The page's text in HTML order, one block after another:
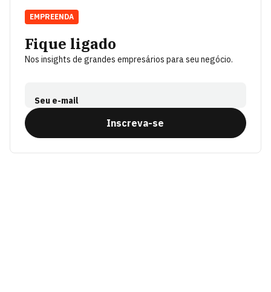
Fique ligado
Nos insights de grandes empresários para seu negócio.
Seu e-mail
Inscreva-se
EMPREENDA